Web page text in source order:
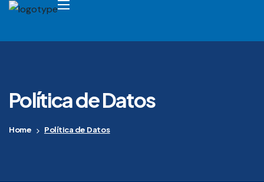
Política de Datos
Home Política de Datos